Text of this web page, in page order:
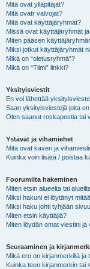
Mitä ovat ylläpitäjät?
Mitä ovatr valvojat?
Mitä ovat käyttäjäryhmät?
Missä ovat käyttäjäryhmät
Miten pääsen
Miksi jotkut käyttäjäryhmät
Mikä on “oletusryhmä”?
Mikä on “Tiimi” linkki?
Yksityisviestit
En voi lähettää
Saan yksityisviestejä joita en
Olen saanut roskapostia tai
Ystävät ja vihamiehet
Mitä ovat kaveri ja
Kuinka voin lisätä / poistaa
Foorumilta hakeminen
Miten etsin alueelta tai
Miksi hakuni ei löytänyt
Miksi haku johti tyhjään
Miten etsin käyttäjiä?
Miten löydän omat viestini ja
Seuraaminen ja
Mikä ero on kirjanmerkillä ja
Kuinka teen kirjanmerkin tai